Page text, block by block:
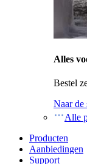
Alles
Bestel
Naar de
Alle
Producten
Aanbiedingen
Support